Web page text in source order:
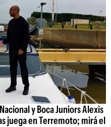
y Boca Juniors Alexis
juega en Terremoto; mirá el